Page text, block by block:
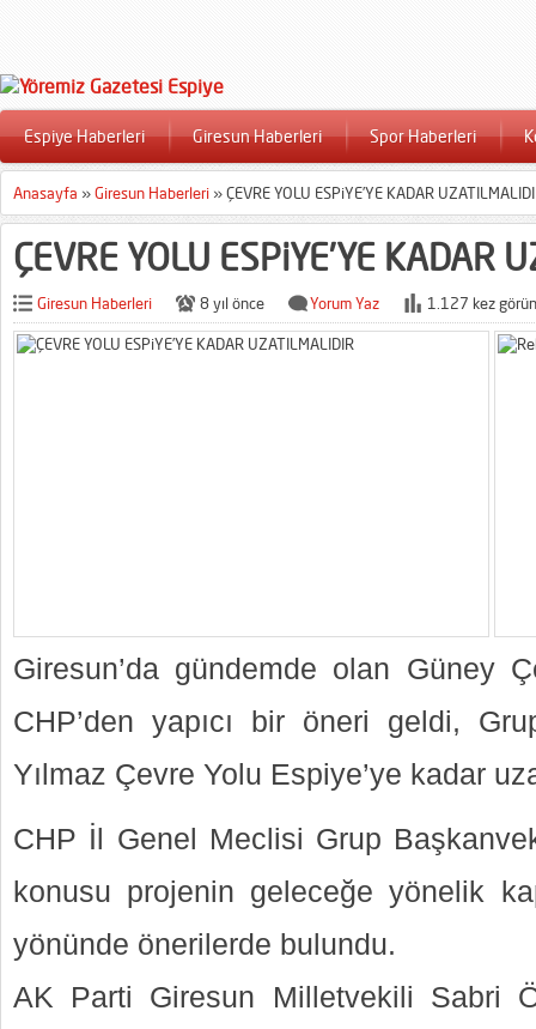
Espiye Haberleri Giresun Haberleri Spor Haberleri
Anasayfa »Giresun Haberleri »ÇEVRE YOLU ESPiYE’YE KADAR
ÇEVRE YOLU ESPiYE’YE KADAR
Giresun Haberleri 8 yıl önce Yorum Yaz 1.127 kez
Giresun’da gündemde olan Güney
CHP’den yapıcı bir öneri geldi,
Yılmaz Çevre Yolu Espiye’ye kadar
CHP İl Genel Meclisi Grup
konusu projenin geleceğe yönelik
yönünde önerilerde bulundu.
AK Parti Giresun Milletvekili Sabri